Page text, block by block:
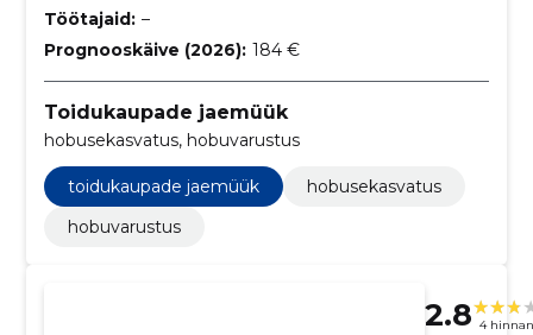
Töötajaid: –
Prognooskäive (2026): 184 €
Toidukaupade jaemüük
hobusekasvatus, hobuvarustus
toidukaupade jaemüük
hobusekasvatus
hobuvarustus
2.8 4